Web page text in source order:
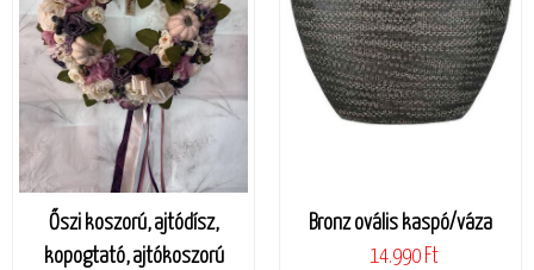
Őszi koszorú, ajtódísz,
kopogtató, ajtókoszorú
Bronz ovális kaspó/váza
14.990 Ft